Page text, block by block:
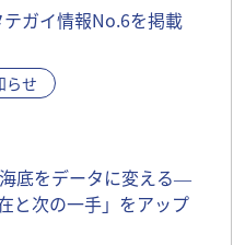
ガイ情報No.6を掲載
らせ
底をデータに変える―
と次の一手」をアップ